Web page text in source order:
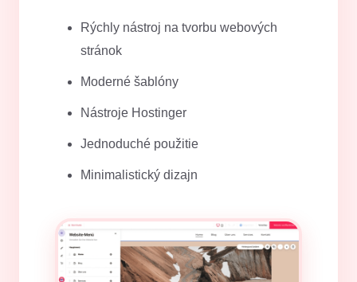
Rýchly nástroj na tvorbu webových
stránok
Moderné šablóny
Nástroje Hostinger
Jednoduché použitie
Minimalistický dizajn